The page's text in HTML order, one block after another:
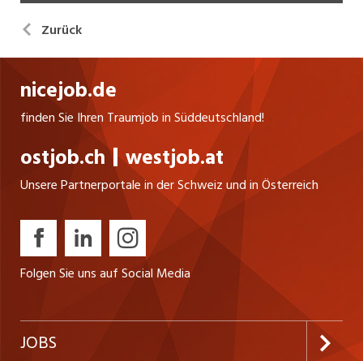
Zurück
nicejob.de
finden Sie Ihren Traumjob in Süddeutschland!
ostjob.ch westjob.at
Unsere Partnerportale in der Schweiz und in Österreich
Folgen Sie uns auf Social Media
JOBS